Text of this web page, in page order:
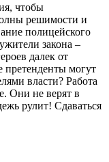
чтобы
решимости и
полицейского
закона –
далек от
претенденты могут
власти? Работа
Они не верят в
рулит! Сдаваться